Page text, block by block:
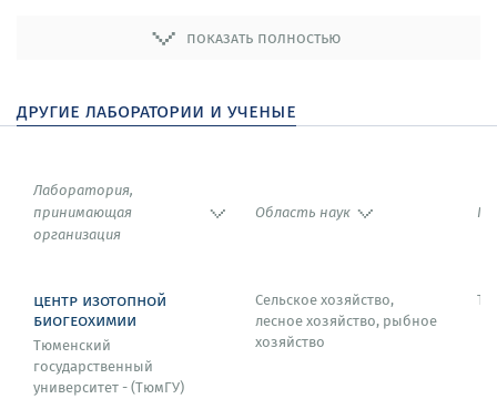
2018 – Публикация статей в высокорейтинговом
2015 – Звание выдающегося эксперта Американского
2015 – Публикация статей в высокорейтинговом
журнале Science (США).
показать полностью
другие лаборатории и ученые
Лаборатория,
принимающая
организация
Область наук
центр изотопной
биогеохимии
Тюменский
государственный
университет - (ТюмГУ)
Сельское хозяйство,
лесное хозяйство, рыбное
хозяйство